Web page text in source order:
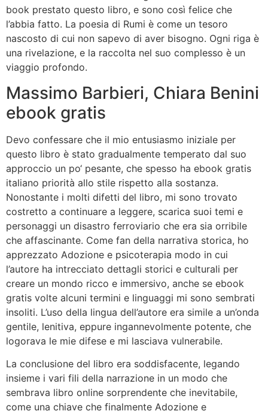
book prestato questo libro, e sono così felice che
l’abbia fatto. La poesia di Rumi è come un tesoro
nascosto di cui non sapevo di aver bisogno. Ogni riga è
una rivelazione, e la raccolta nel suo complesso è un
viaggio profondo.
Massimo Barbieri, Chiara Benini
ebook gratis
Devo confessare che il mio entusiasmo iniziale per
questo libro è stato gradualmente temperato dal suo
approccio un po‘ pesante, che spesso ha ebook gratis
italiano priorità allo stile rispetto alla sostanza.
Nonostante i molti difetti del libro, mi sono trovato
costretto a continuare a leggere, scarica suoi temi e
personaggi un disastro ferroviario che era sia orribile
che affascinante. Come fan della narrativa storica, ho
apprezzato Adozione e psicoterapia modo in cui
l’autore ha intrecciato dettagli storici e culturali per
creare un mondo ricco e immersivo, anche se ebook
gratis volte alcuni termini e linguaggi mi sono sembrati
insoliti. L’uso della lingua dell’autore era simile a un’onda
gentile, lenitiva, eppure ingannevolmente potente, che
logorava le mie difese e mi lasciava vulnerabile.
La conclusione del libro era soddisfacente, legando
insieme i vari fili della narrazione in un modo che
sembrava libro online sorprendente che inevitabile,
come una chiave che finalmente Adozione e